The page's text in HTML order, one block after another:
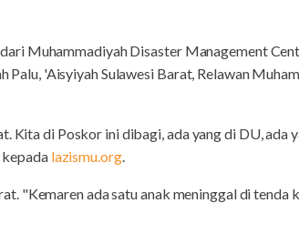
Muhammadiyah Disaster Management
'Aisyiyah Sulawesi Barat, Relawan
Kita di Poskor ini dibagi, ada yang di DU, ada
kepada lazismu.org.
"Kemaren ada satu anak meninggal di tenda